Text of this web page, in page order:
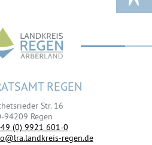
REGEN
Str. 16
94209 Regen
(0) 9921 601-0
regen.de